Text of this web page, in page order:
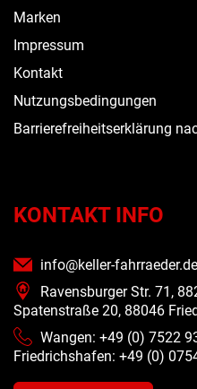
Marken
Impressum
Kontakt
Nutzungsbedingungen
Barrierefreiheitserklärung
KONTAKT INFO
info@keller-fahrraeder.de
Ravensburger Str. 71,
Spatenstraße 20, 88046
Wangen: +49 (0) 7522
Friedrichshafen: +49 (0)